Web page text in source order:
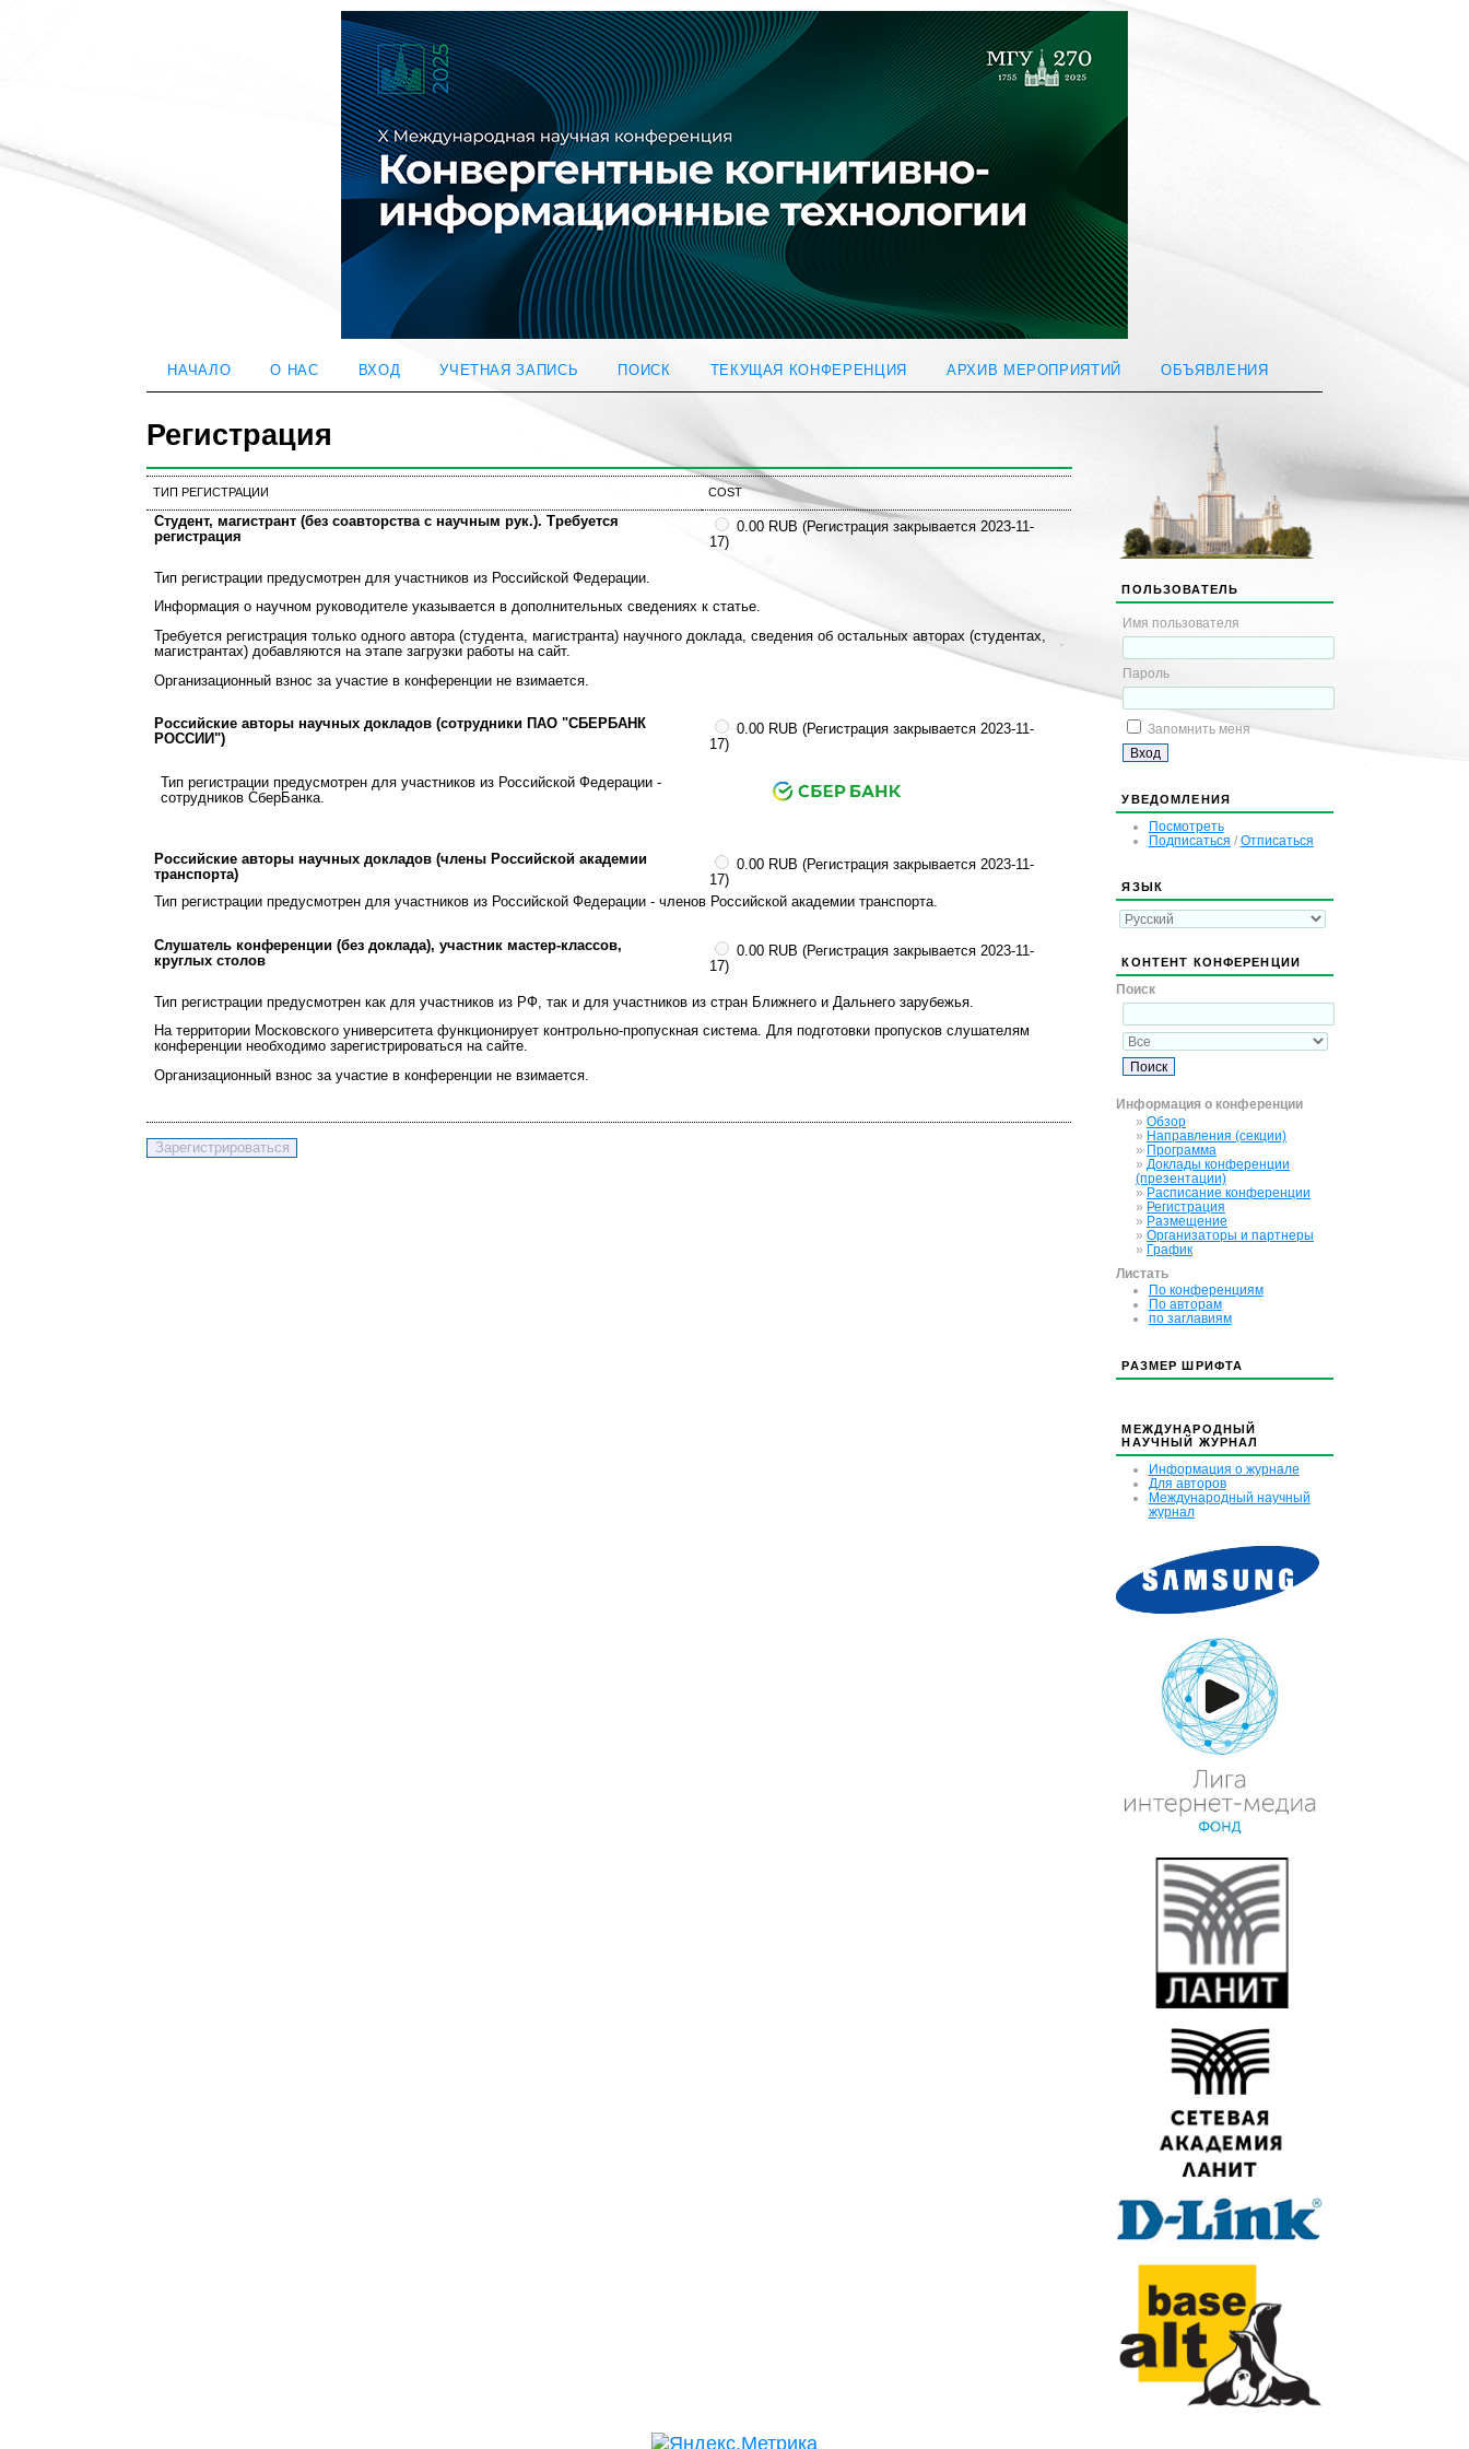
ПОЛЬЗОВАТЕЛЬ
Имя пользователя
Пароль
Запомнить меня
УВЕДОМЛЕНИЯ
Посмотреть
Подписаться / Отписаться
ЯЗЫК
КОНТЕНТ КОНФЕРЕНЦИИ
Поиск
Информация о конференции
» Обзор
» Направления (секции)
» Программа
» Доклады конференции
(презентации)
» Расписание конференции
» Регистрация
» Размещение
» Организаторы и партнеры
» График
Листать
По конференциям
По авторам
по заглавиям
РАЗМЕР ШРИФТА
МЕЖДУНАРОДНЫЙ
НАУЧНЫЙ ЖУРНАЛ
Информация о журнале
Для авторов
Международный научный
журнал
НАЧАЛО О НАС ВХОД УЧЕТНАЯ ЗАПИСЬ ПОИСК ТЕКУЩАЯ КОНФЕРЕНЦИЯ АРХИВ МЕРОПРИЯТИЙ ОБЪЯВЛЕНИЯ
Регистрация
ТИП РЕГИСТРАЦИИ COST
Студент, магистрант (без соавторства с научным рук.). Требуется
регистрация
0.00 RUB (Регистрация закрывается 2023-11-
17)
Тип регистрации предусмотрен для участников из Российской Федерации.
Информация о научном руководителе указывается в дополнительных сведениях к статье.
Требуется регистрация только одного автора (студента, магистранта) научного доклада, сведения об остальных авторах (студентах,
магистрантах) добавляются на этапе загрузки работы на сайт.
Организационный взнос за участие в конференции не взимается.
Российские авторы научных докладов (сотрудники ПАО "СБЕРБАНК
РОССИИ")
0.00 RUB (Регистрация закрывается 2023-11-
17)
Тип регистрации предусмотрен для участников из Российской Федерации -
сотрудников СберБанка.
Российские авторы научных докладов (члены Российской академии
транспорта)
0.00 RUB (Регистрация закрывается 2023-11-
17)
Тип регистрации предусмотрен для участников из Российской Федерации - членов Российской академии транспорта.
Слушатель конференции (без доклада), участник мастер-классов,
круглых столов
0.00 RUB (Регистрация закрывается 2023-11-
17)
Тип регистрации предусмотрен как для участников из РФ, так и для участников из стран Ближнего и Дальнего зарубежья.
На территории Московского университета функционирует контрольно-пропускная система. Для подготовки пропусков слушателям
конференции необходимо зарегистрироваться на сайте.
Организационный взнос за участие в конференции не взимается.